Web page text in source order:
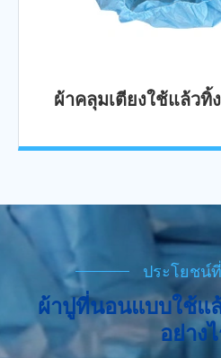
ผ้าคลุมเตียงใช้แล้วทิ้
ประโยชน์
ผ้าปูที่นอนแบบใช้แ
อย่าง